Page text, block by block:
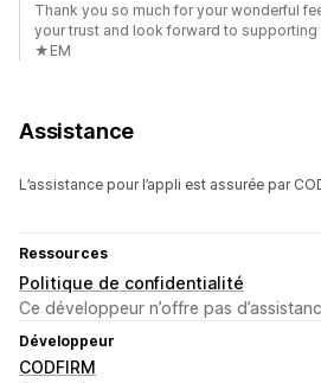
Thank you so much for your wonderful
your trust and look forward to
★EM
Assistance
L’assistance pour l’appli est assurée par
Ressources
Politique de confidentialité
Ce développeur n’offre pas
Développeur
CODFIRM